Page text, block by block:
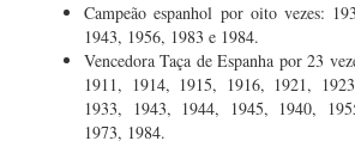
Campeão espanhol por oito vezes:
1943, 1956, 1983 e 1984.
Vencedora Taça de Espanha por 23
1911, 1914, 1915, 1916, 1921,
1933, 1943, 1944, 1945, 1940,
1973, 1984.